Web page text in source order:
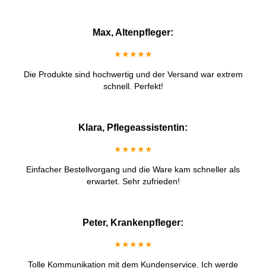
Max, Altenpfleger:
★★★★★
Die Produkte sind hochwertig und der Versand war extrem
schnell. Perfekt!
Klara, Pflegeassistentin:
★★★★★
Einfacher Bestellvorgang und die Ware kam schneller als
erwartet. Sehr zufrieden!
Peter, Krankenpfleger:
★★★★★
Tolle Kommunikation mit dem Kundenservice. Ich werde